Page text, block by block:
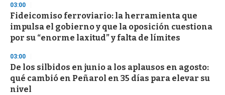
03:00
Fideicomiso ferroviario: la herramienta que
impulsa el gobierno y que la oposición cuestiona
por su “enorme laxitud” y falta de límites
03:00
De los silbidos en junio a los aplausos en agosto:
qué cambió en Peñarol en 35 días para elevar su
nivel